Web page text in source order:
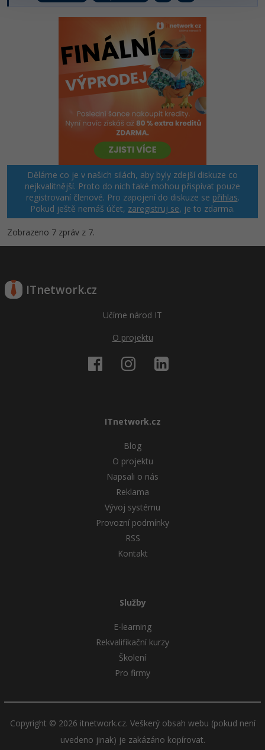
Děláme co je v našich silách, aby byly zdejší diskuze co
nejkvalitnější. Proto do nich také mohou přispívat pouze
registrovaní členové. Pro zapojení do diskuze se přihlas.
Pokud ještě nemáš účet, zaregistruj se, je to zdarma.
Zobrazeno 7 zpráv z 7.
ITnetwork.cz
Učíme národ IT
O projektu
ITnetwork.cz
Blog
O projektu
Napsali o nás
Reklama
Vývoj systému
Provozní podmínky
RSS
Kontakt
Služby
E-learning
Rekvalifikační kurzy
Školení
Pro firmy
Copyright © 2026 itnetwork.cz. Veškerý obsah webu (pokud není
uvedeno jinak) je zakázáno kopírovat.